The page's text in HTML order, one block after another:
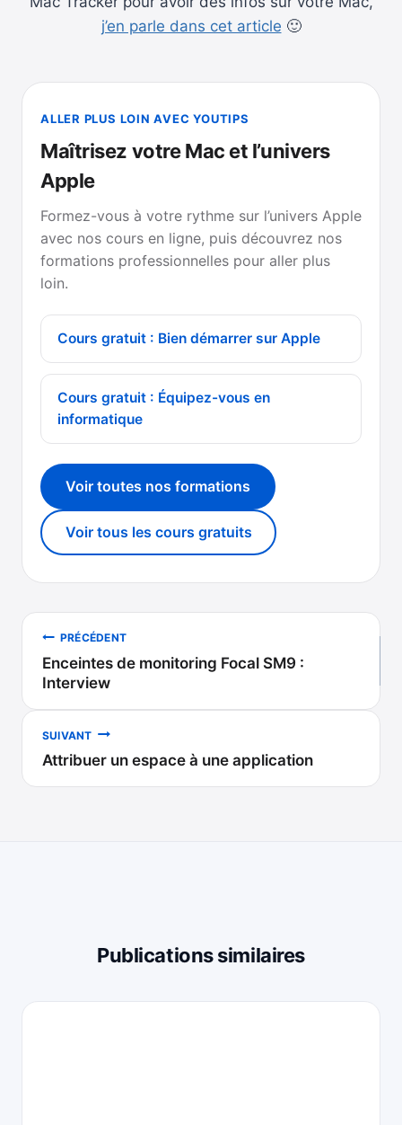
j’en parle dans cet article 🙂
ALLER PLUS LOIN AVEC YOUTIPS
Maîtrisez votre Mac et l’univers
Apple
Formez-vous à votre rythme sur l’univers Apple
avec nos cours en ligne, puis découvrez nos
formations professionnelles pour aller plus
loin.
Cours gratuit : Bien démarrer sur Apple
Cours gratuit : Équipez-vous en
informatique
Voir toutes nos formations
Voir tous les cours gratuits
Navigation
de
l’article
PRÉCÉDENT
Enceintes de monitoring Focal SM9 :
Interview
SUIVANT
Attribuer un espace à une application
Publications similaires